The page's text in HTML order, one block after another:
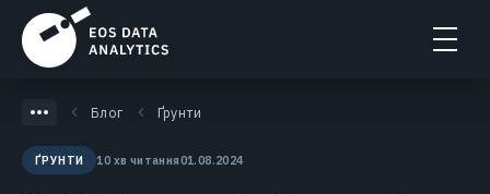
Блог Ґрунти
ҐРУНТИ 10 хв читання01.08.2024